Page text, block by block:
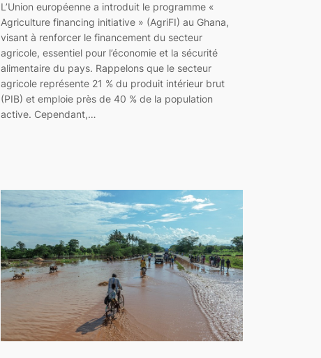
L’Union européenne a introduit le programme «
Agriculture financing initiative » (AgriFI) au Ghana,
visant à renforcer le financement du secteur
agricole, essentiel pour l’économie et la sécurité
alimentaire du pays. Rappelons que le secteur
agricole représente 21 % du produit intérieur brut
(PIB) et emploie près de 40 % de la population
active. Cependant,…